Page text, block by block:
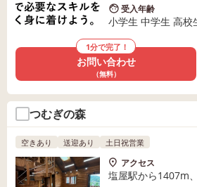
受入年齢
小学生 中学生 高校
1分で完了！
お問い合わせ
（無料）
つむぎの森
空きあり 送迎あり 土日祝営業
アクセス
塩屋駅から1407m